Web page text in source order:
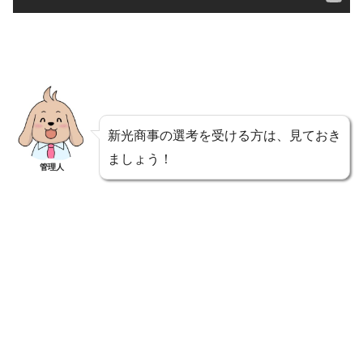
管理人
新光商事の選考を受ける方は、見ておき
ましょう！